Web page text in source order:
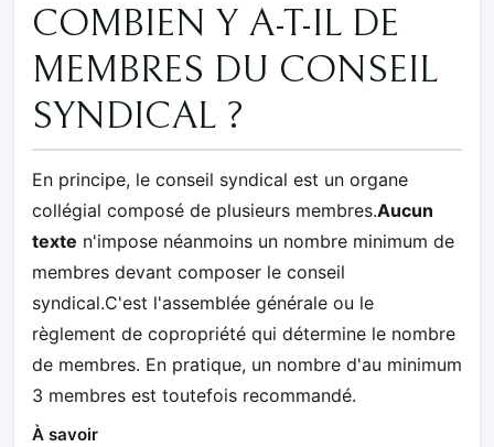
COMBIEN Y A-T-IL DE
MEMBRES DU CONSEIL
SYNDICAL ?
En principe, le conseil syndical est un organe
collégial composé de plusieurs membres.Aucun
texte n'impose néanmoins un nombre minimum de
membres devant composer le conseil
syndical.C'est l'assemblée générale ou le
règlement de copropriété qui détermine le nombre
de membres. En pratique, un nombre d'au minimum
3 membres est toutefois recommandé.
À savoir